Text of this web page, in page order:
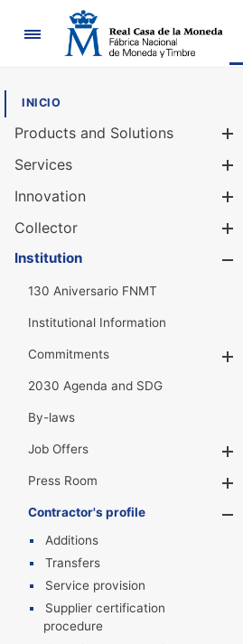
Navigation
INICIO
Products and Solutions
Services
Innovation
Collector
Institution
130 Aniversario FNMT
Institutional Information
Commitments
2030 Agenda and SDG
By-laws
Job Offers
Press Room
Contractor's profile
Additions
Transfers
Service provision
Supplier certification
procedure